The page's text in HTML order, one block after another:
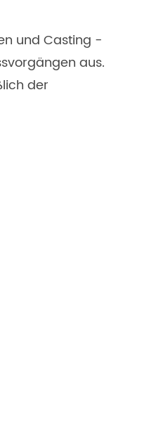
und Casting -
aus.
der